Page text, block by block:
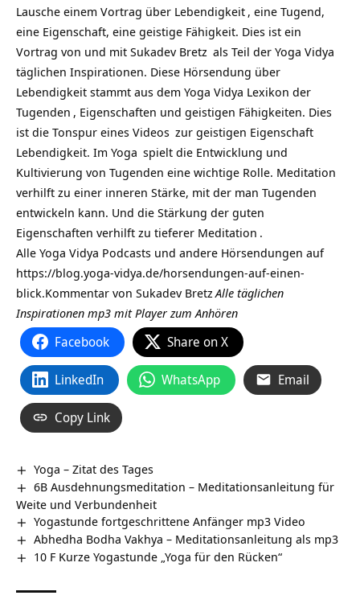
Lausche einem Vortrag über Lebendigkeit , eine Tugend,
eine Eigenschaft, eine geistige Fähigkeit. Dies ist ein
Vortrag von und mit Sukadev Bretz als Teil der Yoga Vidya
täglichen Inspirationen. Diese Hörsendung über
Lebendigkeit stammt aus dem Yoga Vidya Lexikon der
Tugenden , Eigenschaften und geistigen Fähigkeiten. Dies
ist die Tonspur eines Videos zur geistigen Eigenschaft
Lebendigkeit. Im Yoga spielt die Entwicklung und
Kultivierung von Tugenden eine wichtige Rolle. Meditation
verhilft zu einer inneren Stärke, mit der man Tugenden
entwickeln kann. Und die Stärkung der guten
Eigenschaften verhilft zu tieferer Meditation .
Alle Yoga Vidya Podcasts und andere Hörsendungen auf
https://blog.yoga-vidya.de/horsendungen-auf-einen-
blick.Kommentar von Sukadev Bretz Alle täglichen
Inspirationen mp3 mit Player zum Anhören
Facebook Share on X
LinkedIn WhatsApp Email
Copy Link
Yoga – Zitat des Tages
6B Ausdehnungsmeditation – Meditationsanleitung für
Weite und Verbundenheit
Yogastunde fortgeschrittene Anfänger mp3 Video
Abhedha Bodha Vakhya – Meditationsanleitung als mp3
10 F Kurze Yogastunde „Yoga für den Rücken“